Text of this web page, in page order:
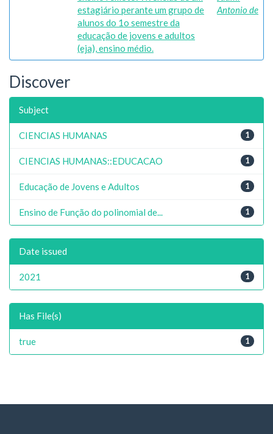
estagiário perante um grupo de
alunos do 1o semestre da
educação de jovens e adultos
(eja), ensino médio.
Antonio de
Discover
Subject
1
CIENCIAS HUMANAS
1
CIENCIAS HUMANAS::EDUCACAO
1
Educação de Jovens e Adultos
1
Ensino de Função do polinomial de...
Date issued
1
2021
Has File(s)
1
true